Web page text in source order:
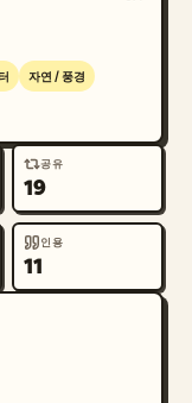
위에 올림. 주
변음: 물 끓는
머그컵 가장자
러남. 주변음:
잎 흔들리는
로 머그컵의 물
자연 / 풍경
공유
19
인용
11